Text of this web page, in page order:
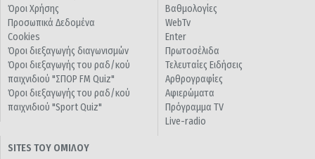
Όροι Χρήσης
Προσωπικά Δεδομένα
Cookies
Όροι διεξαγωγής διαγωνισμών
Όροι διεξαγωγής του ραδ/κού
παιχνιδιού "ΣΠΟΡ FM Quiz"
Όροι διεξαγωγής του ραδ/κού
παιχνιδιού "Sport Quiz"
Βαθμολογίες
WebTv
Enter
Πρωτοσέλιδα
Τελευταίες Ειδήσεις
Αρθρογραφίες
Αφιερώματα
Πρόγραμμα TV
Live-radio
SITES ΤΟΥ ΟΜΙΛΟΥ